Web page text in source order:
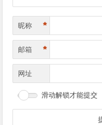
昵称 *
邮箱 *
网址
滑动解锁才能提交